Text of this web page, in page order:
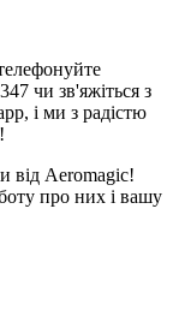
чи зв'яжіться з
і ми з радістю
від Aeromagic!
про них і вашу